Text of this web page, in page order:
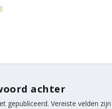
achter
gepubliceerd. Vereiste velden